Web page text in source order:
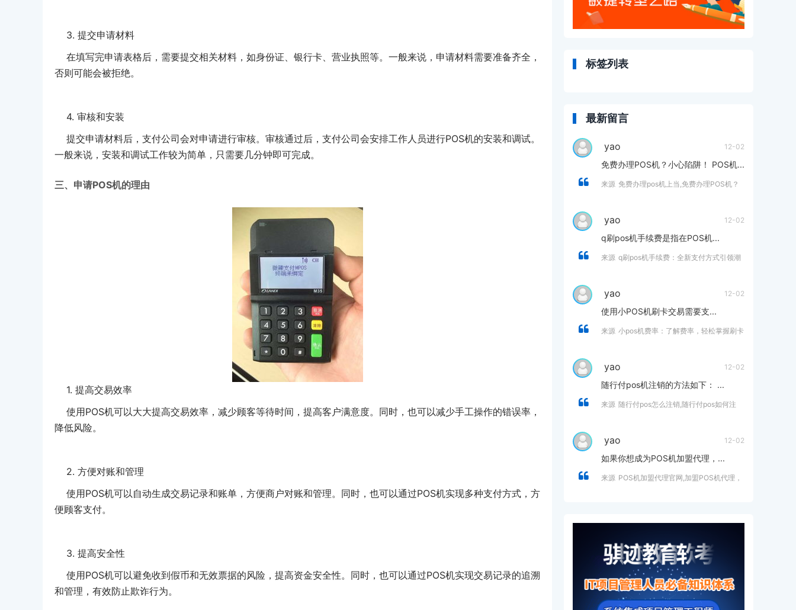
3. 提交申请材料
在填写完申请表格后，需要提交相关材料，如身份证、银行卡、营业执照等。一般来说，申请材料需要准备齐全，
否则可能会被拒绝。
4. 审核和安装
提交申请材料后，支付公司会对申请进行审核。审核通过后，支付公司会安排工作人员进行POS机的安装和调试。
一般来说，安装和调试工作较为简单，只需要几分钟即可完成。
三、申请POS机的理由
1. 提高交易效率
使用POS机可以大大提高交易效率，减少顾客等待时间，提高客户满意度。同时，也可以减少手工操作的错误率，
降低风险。
2. 方便对账和管理
使用POS机可以自动生成交易记录和账单，方便商户对账和管理。同时，也可以通过POS机实现多种支付方式，方
便顾客支付。
3. 提高安全性
使用POS机可以避免收到假币和无效票据的风险，提高资金安全性。同时，也可以通过POS机实现交易记录的追溯
和管理，有效防止欺诈行为。
标签列表
最新留言
yao 12-02
免费办理POS机？小心陷阱！ POS机...
来源 免费办理pos机上当,免费办理POS机？
yao 12-02
q刷pos机手续费是指在POS机...
来源 q刷pos机手续费：全新支付方式引领潮
yao 12-02
使用小POS机刷卡交易需要支...
来源 小pos机费率：了解费率，轻松掌握刷卡
yao 12-02
随行付pos机注销的方法如下： ...
来源 随行付pos怎么注销,随行付pos如何注
yao 12-02
如果你想成为POS机加盟代理，...
来源 POS机加盟代理官网,加盟POS机代理，